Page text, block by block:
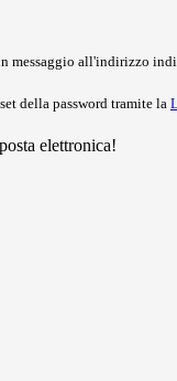
messaggio all'indirizzo
della password tramite la
elettronica!